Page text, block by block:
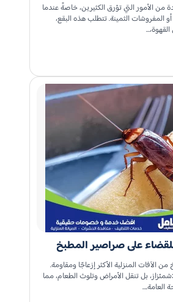
من الأمور التي تؤرق الكثيرين، خاصةً عندما
المفروشات الثمينة. تتطلب هذه البقع،
على صراصير المطبخ
الآفات المنزلية الأكثر إزعاجًا ومقاومة.
بل تنقل الأمراض وتلوث الطعام، مما
العامة.…